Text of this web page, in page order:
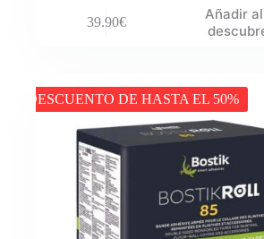
39.90€
Añadir
DESCUENTO DE HASTA EL 50%